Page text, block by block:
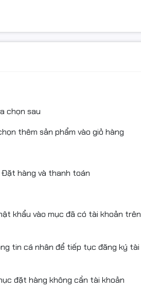
ràng và tăng tuổi thọ máy in
trợ kỹ thuật tận nơi
chọn sau
thêm sản phẩm vào giỏ hàng
Đặt hàng và thanh toán
khẩu vào mục đã có tài khoản trên
tin cá nhân để tiếp tục đăng ký tài
đặt hàng không cần tài khoản